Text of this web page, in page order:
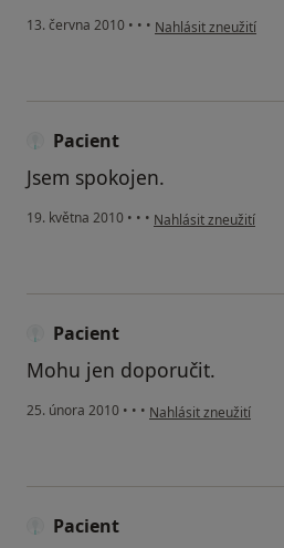
13. června 2010 • • • podle názoru
Nahlásit zneužití
Pacient
Jsem spokojen.
19. května 2010 • • • podle názoru
Nahlásit zneužití
Pacient
Mohu jen doporučit.
25. února 2010 • • • podle názoru uživatele
Nahlásit zneužití
Pacient